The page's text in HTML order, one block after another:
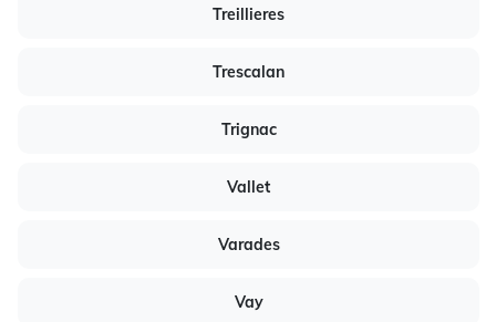
Treillieres
Trescalan
Trignac
Vallet
Varades
Vay